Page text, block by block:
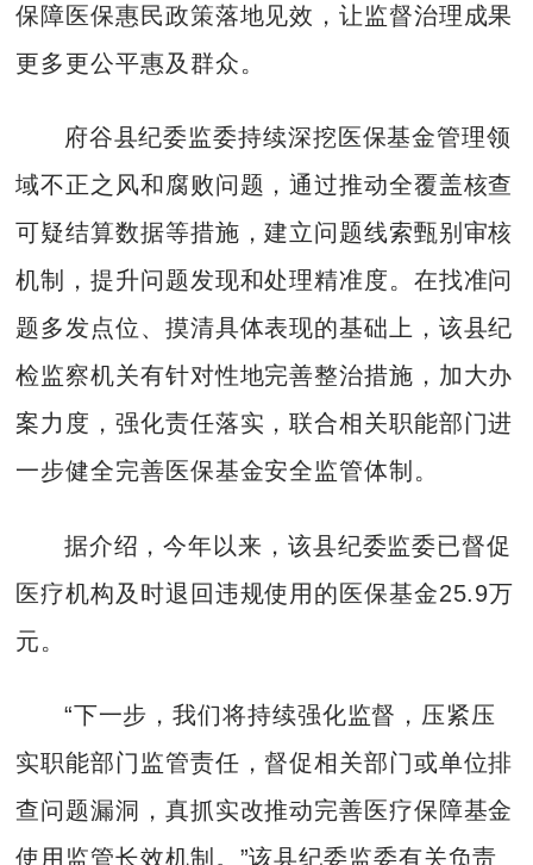
保障医保惠民政策落地见效，让监督治理成果
更多更公平惠及群众。
府谷县纪委监委持续深挖医保基金管理领
域不正之风和腐败问题，通过推动全覆盖核查
可疑结算数据等措施，建立问题线索甄别审核
机制，提升问题发现和处理精准度。在找准问
题多发点位、摸清具体表现的基础上，该县纪
检监察机关有针对性地完善整治措施，加大办
案力度，强化责任落实，联合相关职能部门进
一步健全完善医保基金安全监管体制。
据介绍，今年以来，该县纪委监委已督促
医疗机构及时退回违规使用的医保基金25.9万
元。
“下一步，我们将持续强化监督，压紧压
实职能部门监管责任，督促相关部门或单位排
查问题漏洞，真抓实改推动完善医疗保障基金
使用监管长效机制。”该县纪委监委有关负责